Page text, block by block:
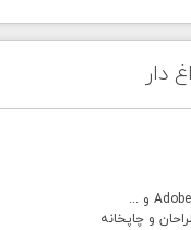
دار
و چاپخانه